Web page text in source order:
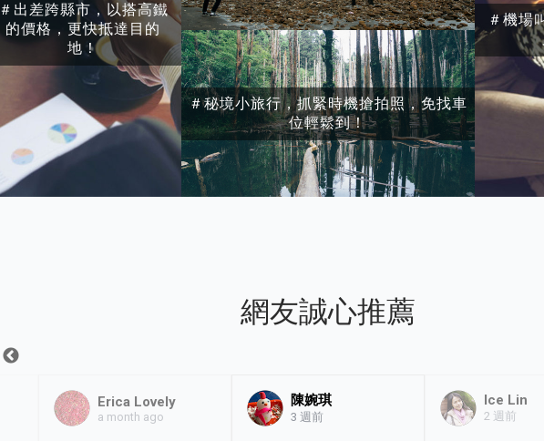
＃出差跨縣市，以搭高鐵
的價格，更快抵達目的
地！
＃秘境小旅行，抓緊時機搶拍照，免找車
位輕鬆到！
＃機場
網友誠心推薦
Erica Lovely
a month ago
陳婉琪
3 週前
Ice Lin
2 週前